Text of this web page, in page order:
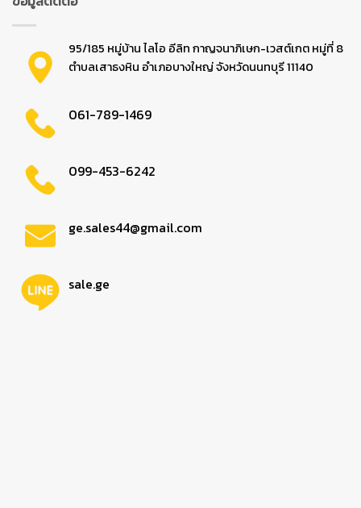
95/185 หมู่บ้าน ไลโอ อีลิท กาญจนาภิเษก-เวสต์เกต หมู่ที่ 8
ตำบลเสาธงหิน อำเภอบางใหญ่ จังหวัดนนทบุรี 11140
061-789-1469
099-453-6242
ge.sales44@gmail.com
sale.ge